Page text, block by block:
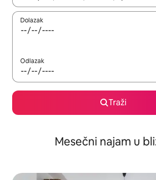
Dolazak
Odlazak
Traži
Mesečni najam u